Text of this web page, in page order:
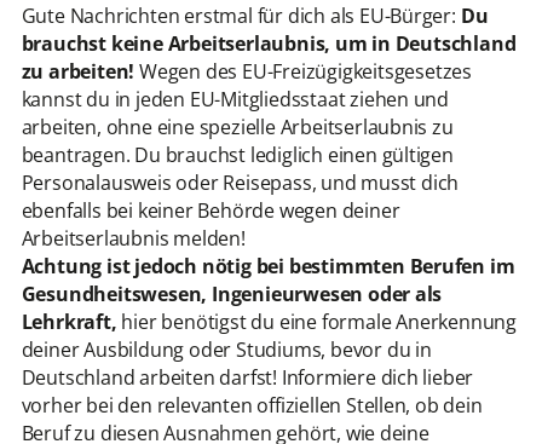
Gute Nachrichten erstmal für dich als EU-Bürger: Du
brauchst keine Arbeitserlaubnis, um in Deutschland
zu arbeiten! Wegen des EU-Freizügigkeitsgesetzes
kannst du in jeden EU-Mitgliedsstaat ziehen und
arbeiten, ohne eine spezielle Arbeitserlaubnis zu
beantragen. Du brauchst lediglich einen gültigen
Personalausweis oder Reisepass, und musst dich
ebenfalls bei keiner Behörde wegen deiner
Arbeitserlaubnis melden!
Achtung ist jedoch nötig bei bestimmten Berufen im
Gesundheitswesen, Ingenieurwesen oder als
Lehrkraft, hier benötigst du eine formale Anerkennung
deiner Ausbildung oder Studiums, bevor du in
Deutschland arbeiten darfst! Informiere dich lieber
vorher bei den relevanten offiziellen Stellen, ob dein
Beruf zu diesen Ausnahmen gehört, wie deine